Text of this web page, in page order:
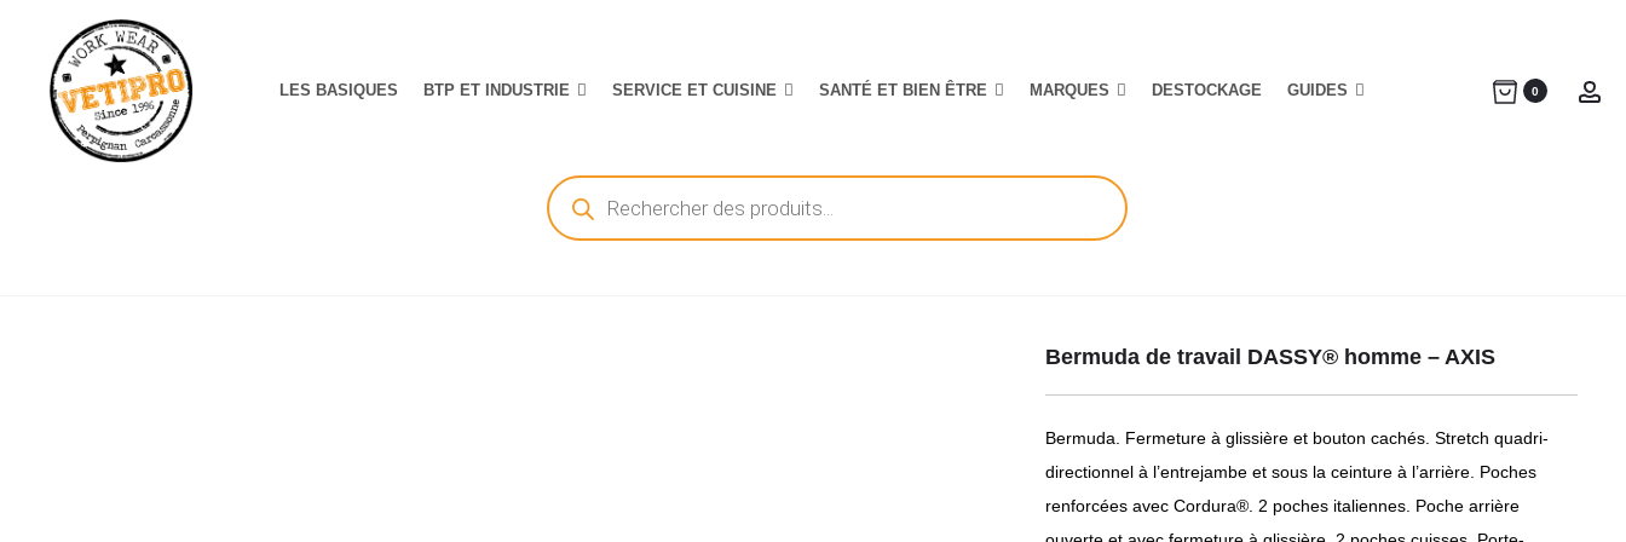
LES BASIQUES BTP ET INDUSTRIE SERVICE ET CUISINE SANTÉ ET BIEN ÊTRE MARQUES DESTOCKAGE GUIDES 0
Recherche
de
produits
Bermuda de travail DASSY® homme – AXIS
Bermuda. Fermeture à glissière et bouton cachés. Stretch quadri-
directionnel à l’entrejambe et sous la ceinture à l’arrière. Poches
renforcées avec Cordura®. 2 poches italiennes. Poche arrière